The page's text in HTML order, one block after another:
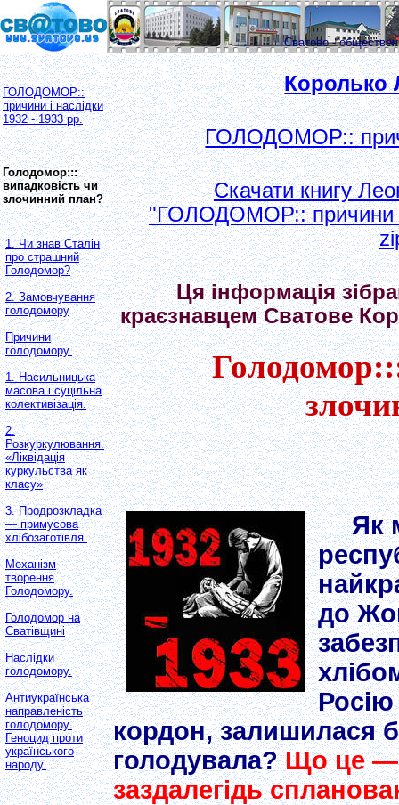
Сватово -
ГОЛОДОМОР::
причини і наслідки
1932 - 1933 рр.
Голодомор:::
випадковість чи
злочинний план?
1. Чи знав Сталін
про страшний
Голодомор?
2. Замовчування
голодомору
Причини
голодомору.
1. Насильницька
масова і суцільна
колективізація.
2.
Розкуркулювання.
«Ліквідація
куркульства як
класу»
3. Продрозкладка
— примусова
хлібозаготівля.
Механізм
творення
Голодомору.
Голодомор на
Сватiвщинi
Наслідки
голодомору.
Антиукраїнська
направленість
голодомору.
Геноцид проти
українського
народу.
Королько
ГОЛОДОМОР::
Скачати книгу
"ГОЛОДОМОР:: причини і
Ця інформація
краєзнавцем Сватове
Як
до
Росію
кордон, залишилася
голодувала?Що це —
заздалегідь